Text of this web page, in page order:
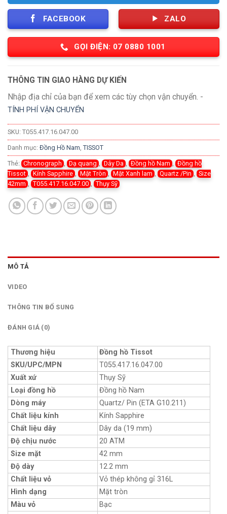
FACEBOOK ZALO
GỌI ĐIỆN: 07 0880 1001
THÔNG TIN GIAO HÀNG DỰ KIẾN
Nhập địa chỉ của bạn để xem các tùy chọn vận chuyển. -
TÍNH PHÍ VẬN CHUYỂN
SKU: T055.417.16.047.00
Danh mục: Đồng Hồ Nam TISSOT
Thẻ: Chronograph Dạ quang Dây Da Đồng hồ Nam
Đồng hồ
Tissot
Kính Sapphire Mặt Tròn Mặt Xanh lam Quartz /Pin
Size
42mm
T055.417.16.047.00 Thụy Sỹ
MÔ TẢ
VIDEO
THÔNG TIN BỔ SUNG
ĐÁNH GIÁ (0)
Thương hiệu
Đồng hồ Tissot
SKU/UPC/MPN
T055.417.16.047.00
Xuất xứ
Thụy Sỹ
Loại đồng hồ
Đồng hồ Nam
Dòng máy
Quartz/ Pin (ETA G10.211)
Chất liệu kính
Kính Sapphire
Chất liệu dây
Dây da (19 mm)
Độ chịu nước
20 ATM
Size mặt
42 mm
Độ dày
12.2 mm
Chất liệu vỏ
Vỏ thép không gỉ 316L
Hình dạng
Mặt tròn
Màu vỏ
Bạc